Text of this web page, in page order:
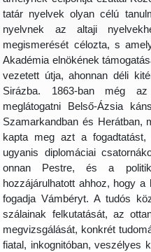
tatár nyelvek olyan célú
nyelvnek az altaji
megismerését célozta, s
Akadémia elnökének
vezetett útja, ahonnan déli
Sirázba. 1863-ban még
meglátogatni Belső-Ázsia
Szamarkandban és Herátban,
kapta meg azt a
ugyanis diplomáciai
onnan Pestre, és a
hozzájárulhatott ahhoz, hogy
fogadja Vámbéryt. A tudós
szálainak felkutatását, az
megvizsgálását, konkrét
fiatal, inkognitóban, veszélyes